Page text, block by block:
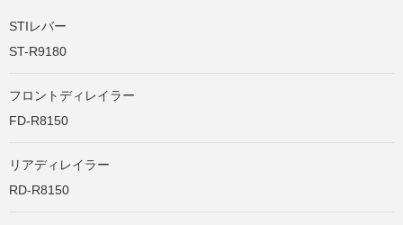
STIレバー
ST-R9180
フロントディレイラー
FD-R8150
リアディレイラー
RD-R8150